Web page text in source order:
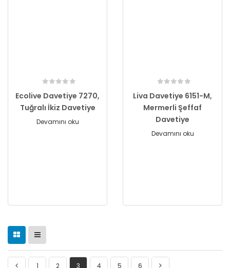
Ecolive Davetiye 7270,
Tuğralı İkiz Davetiye
Devamını oku
Liva Davetiye 6151-M,
Mermerli Şeffaf
Davetiye
Devamını oku
1 2 3 4 5 6